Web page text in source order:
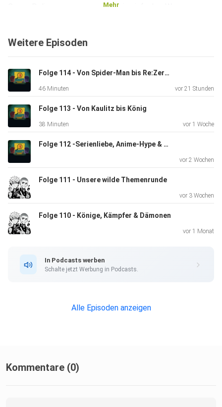
Come: Deliverance – wo selbst ein einfacher Weg zum
Schreibt es
uns gerne eure Meinungen dazu, an folgender Mailadresse
oder bei
Instagram:
zockenundzappen@gmx.de
https://www.instagram.com/vonsoleik
Eddys YT-Account:
Mehr
Weitere Episoden
Folge 114 - Von Spider-Man bis Re:Zero – Eddy dreht heute komplett auf
46 Minuten vor 21 Stunden
Folge 113 - Von Kaulitz bis König
38 Minuten vor 1 Woche
Folge 112 -Serienliebe, Anime-Hype & kleine Enttäuschungen
vor 2 Wochen
Folge 111 - Unsere wilde Themenrunde
vor 3 Wochen
Folge 110 - Könige, Kämpfer & Dämonen
vor 1 Monat
In Podcasts werben
Schalte jetzt Werbung in Podcasts.
Alle Episoden anzeigen
Kommentare (0)